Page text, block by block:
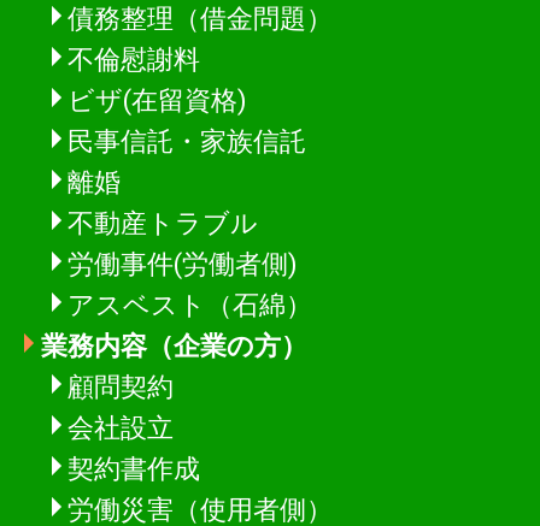
債務整理（借金問題）
不倫慰謝料
ビザ(在留資格)
民事信託・家族信託
離婚
不動産トラブル
労働事件(労働者側)
アスベスト（石綿）
業務内容（企業の方）
顧問契約
会社設立
契約書作成
労働災害（使用者側）